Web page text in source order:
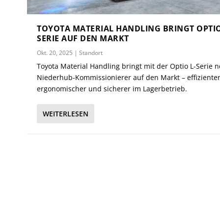
TOYOTA MATERIAL HANDLING BRINGT
SERIE AUF DEN MARKT
Okt. 20, 2025 |Standort
Toyota Material Handling bringt mit der Optio L-Serie
Niederhub-Kommissionierer auf den Markt –
ergonomischer und sicherer im Lagerbetrieb.
WEITERLESEN